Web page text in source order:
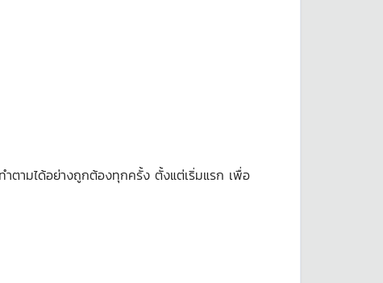
ามได้อย่างถูกต้องทุกครั้ง ตั้งแต่เริ่มแรก เพื่อ